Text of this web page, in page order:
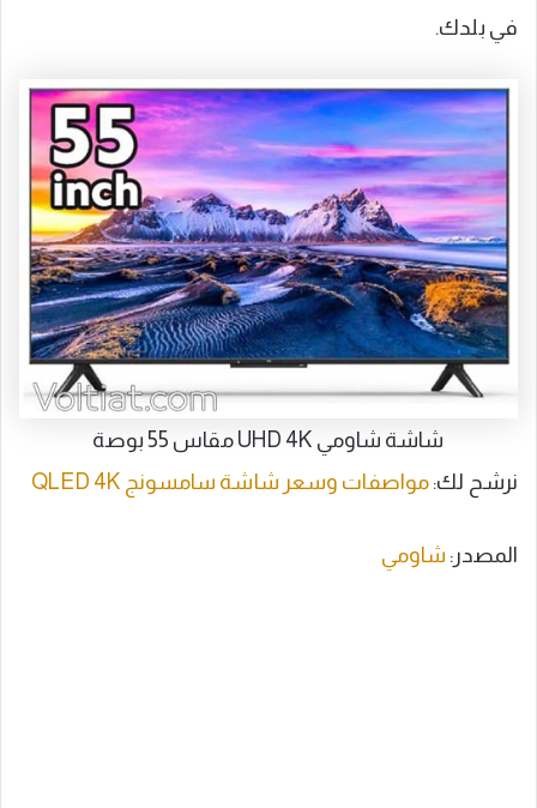
في بلدك.
شاشة شاومي UHD 4K مقاس 55 بوصة
نرشح لك: مواصفات وسعر شاشة سامسونج QLED 4K
المصدر: شاومي